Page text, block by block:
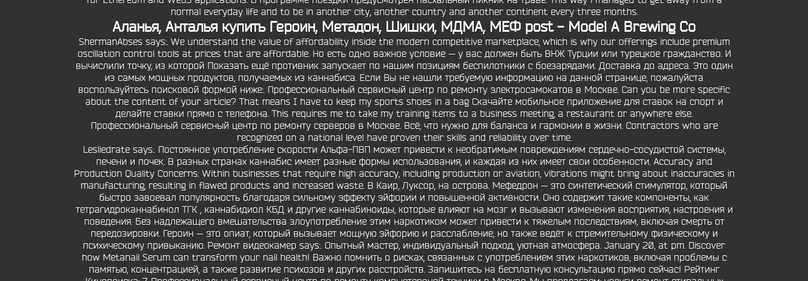
normal everyday life and to be in another city, another country and another continent every three months.
Аланья, Анталья купить Героин, Метадон, Шишки, МДМА, МЕФ post - Model A Brewing Co
ShermanAbses says:. We understand the value of affordability inside the modern competitive marketplace, which is why our offerings include premium
oscillation control tools at prices that are affordable. Но есть одно важное условие — у вас должен быть ВНЖ Турции или турецкое гражданство. И
вычислили точку, из которой Показать ещё противник запускает по нашим позициям беспилотники с боезарядами. Доставка до адреса. Это один
из самых мощных продуктов, получаемых из каннабиса. Если Вы не нашли требуемую информацию на данной странице, пожалуйста
воспользуйтесь поисковой формой ниже:. Профессиональный сервисный центр по ремонту электросамокатов в Москве. Can you be more specific
about the content of your article? That means I have to keep my sports shoes in a bag Скачайте мобильное приложение для ставок на спорт и
делайте ставки прямо с телефона. This requires me to take my training items to a business meeting, a restaurant or anywhere else.
Профессиональный сервисный центр по ремонту серверов в Москве. Всё, что нужно для баланса и гармонии в жизни. Contractors who are
recognized on a national level have proven their skills and reliability over time.
Lesliedrate says:. Постоянное употребление скорости Альфа-ПВП может привести к необратимым повреждениям сердечно-сосудистой системы,
печени и почек. В разных странах каннабис имеет разные формы использования, и каждая из них имеет свои особенности. Accuracy and
Production Quality Concerns: Within businesses that require high accuracy, including production or aviation, vibrations might bring about inaccuracies in
manufacturing, resulting in flawed products and increased waste. В Каир, Луксор, на острова. Мефедрон — это синтетический стимулятор, который
быстро завоевал популярность благодаря сильному эффекту эйфории и повышенной активности. Оно содержит такие компоненты, как
тетрагидроканнабинол ТГК , каннабидиол КБД и другие каннабиноиды, которые влияют на мозг и вызывают изменения восприятия, настроения и
поведения. Без надлежащего вмешательства злоупотребление этим наркотиком может привести к тяжелым последствиям, включая смерть от
передозировки. Героин — это опиат, который вызывает мощную эйфорию и расслабление, но также ведёт к стремительному физическому и
психическому привыканию. Ремонт видеокамер says:. Опытный мастер, индивидуальный подход, уютная атмосфера. January 20, at pm. Discover
how Metanail Serum can transform your nail health! Важно помнить о рисках, связанных с употреблением этих наркотиков, включая проблемы с
памятью, концентрацией, а также развитие психозов и других расстройств. Запишитесь на бесплатную консультацию прямо сейчас! Рейтинг